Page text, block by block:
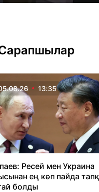
13:35
Ресей мен Украина
ең көп пайда
болды